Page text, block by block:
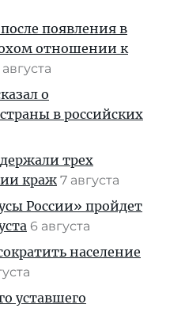
появления в
отношении к
о
в российских
трех
краж 7 августа
России» пройдет
6 августа
население
уставшего